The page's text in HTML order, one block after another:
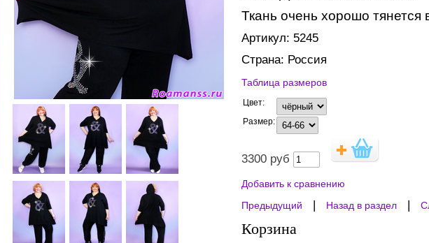
Ткань очень хорошо тянется
Артикул: 5245
Страна: Россия
Таблица размеров
Цвет:
Размер:
3300руб
Добавить к сравнению
Предыдущий
| Назад в раздел|
Корзина